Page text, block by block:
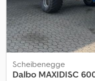
Scheibenegge
Dalbo MAXIDISC